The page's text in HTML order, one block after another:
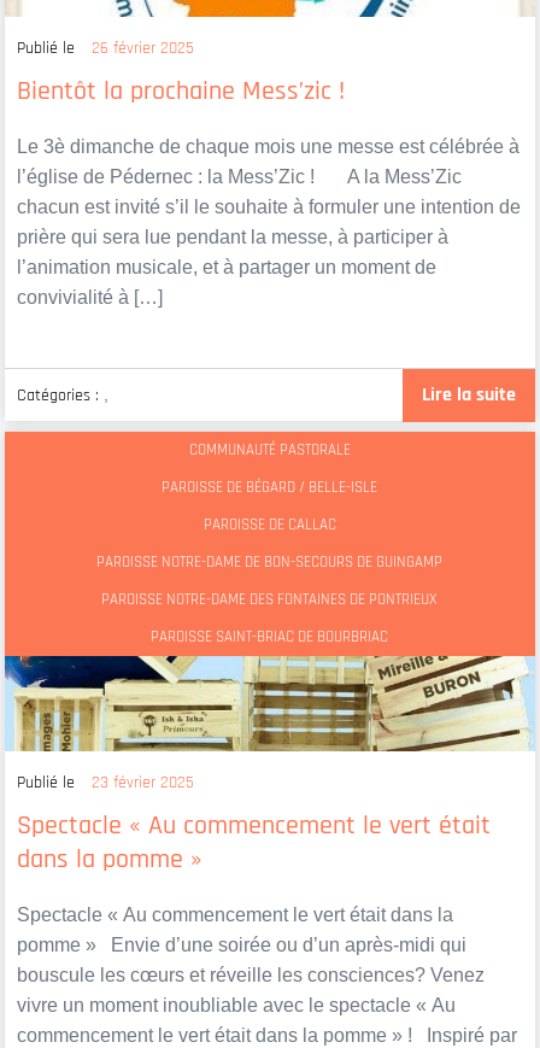
Bientôt la prochaine Mess’zic !
Publié le 26 février 2025
Le 3è dimanche de chaque mois une messe est célébrée à
l’église de Pédernec : la Mess’Zic ! A la Mess’Zic
chacun est invité s’il le souhaite à formuler une intention de
prière qui sera lue pendant la messe, à participer à
l’animation musicale, et à partager un moment de
convivialité à […]
Lire la suite
Catégories : ,
COMMUNAUTÉ PASTORALE
PAROISSE DE BÉGARD / BELLE-ISLE
PAROISSE DE CALLAC
PAROISSE NOTRE-DAME DE BON-SECOURS DE GUINGAMP
PAROISSE NOTRE-DAME DES FONTAINES DE PONTRIEUX
PAROISSE SAINT-BRIAC DE BOURBRIAC
Spectacle « Au commencement le vert était
dans la pomme »
Publié le 23 février 2025
Spectacle « Au commencement le vert était dans la
pomme » Envie d’une soirée ou d’un après-midi qui
bouscule les cœurs et réveille les consciences? Venez
vivre un moment inoubliable avec le spectacle « Au
commencement le vert était dans la pomme » ! Inspiré par